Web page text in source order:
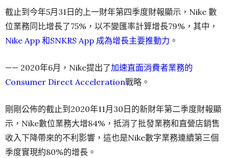
截止到今年5月31日的上一財年第四季度財報顯示，Nike 數
位業務同比增長了75%，以不變匯率計算增長79%，其中，
Nike App 和SNKRS App 成為增長主要推動力 。
—— 2020年6月，Nike提出了加速直面消費者業務的
Consumer Direct Acceleration戰略。
剛剛公佈的截止到2020年11月30日的新財年第二季度財報顯
示，Nike數位業務大增84%，抵消了批發業務和直營店銷售
收入下降帶來的不利影響，這也是Nike數字業務連續第三個
季度實現約80%的增長。